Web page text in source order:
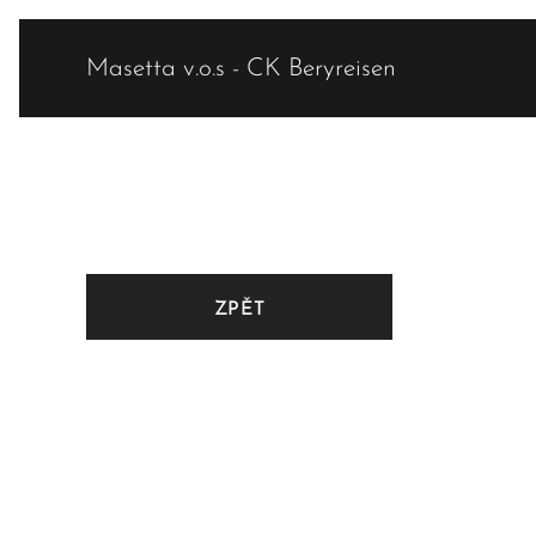
Masetta v.o.s - CK Beryreisen
ZPĚT